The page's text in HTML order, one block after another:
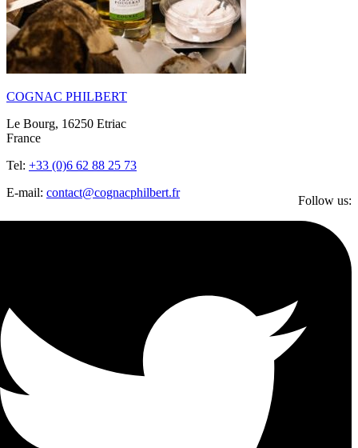
COGNAC PHILBERT
Le Bourg, 16250 Etriac
France
Tel: +33 (0)6 62 88 25 73
E-mail: contact@cognacphilbert.fr
Follow us: